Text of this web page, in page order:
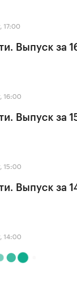
17:00
Выпуск за
16:00
Выпуск за
15:00
Выпуск за
14:00